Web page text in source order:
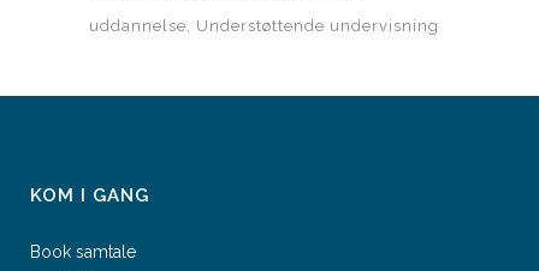
uddannelse
Understøttende undervisning
KOM I GANG
Book samtale